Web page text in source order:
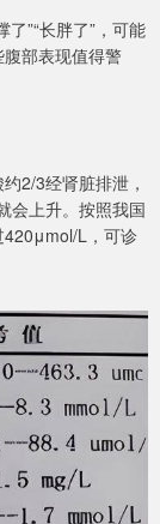
”“长胖了”，可能
部表现值得警
2/3经肾脏排泄，
会上升。按照我国
420μmol/L，可诊